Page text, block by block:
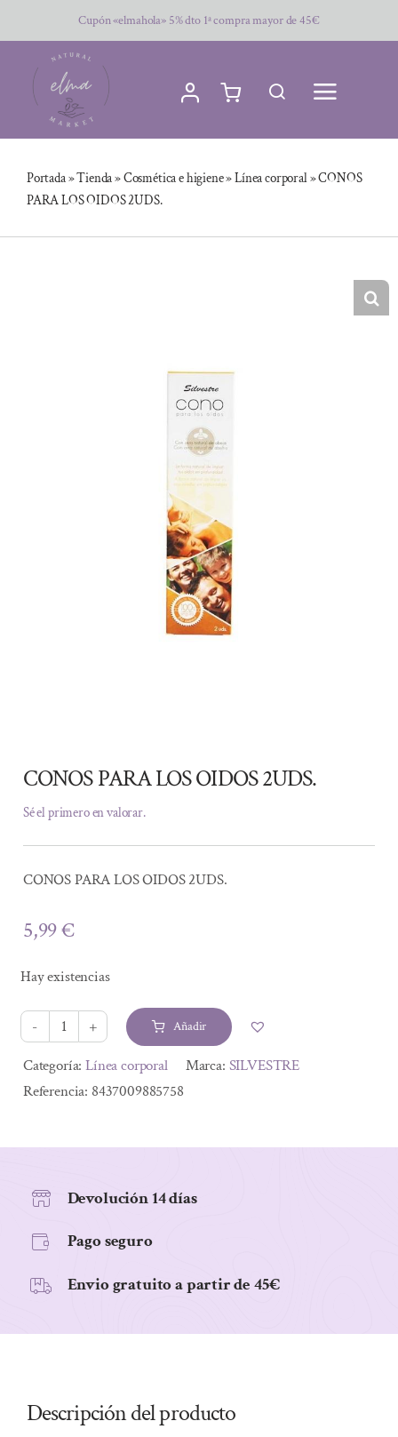
al
contenido
Cupón «elmahola» 5% dto 1ª compra mayor de 45€
Portada»Tienda»Cosmética e higiene»Línea corporal»CONOS
PARA LOS OIDOS 2UDS.
CONOS PARA LOS OIDOS 2UDS.
Sé el primero en valorar.
CONOS PARA LOS OIDOS 2UDS.
5,99€
Hay existencias
CONOS
PARA
LOS
Añadir
Alternative:
Categoría:Línea corporal Marca: SILVESTRE
Referencia: 8437009885758
Devolución 14 días
Pago seguro
Envio gratuito a partir de 45€
Descripción del producto